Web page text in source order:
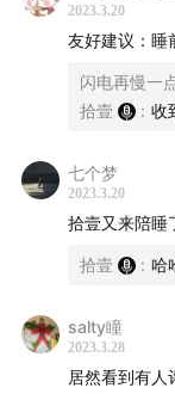
都可以听听看，
希望这一期节目
有你的世界，时
💡本期节目与「
🎧 背景音乐
（音乐人 – 歌曲
2023.3.20
友好建议：睡
闪电再慢一
拾壹
: 收
七个梦
2023.3.20
拾壹又来陪睡
拾壹 : 哈
salty瞳
2023.3.28
居然看到有